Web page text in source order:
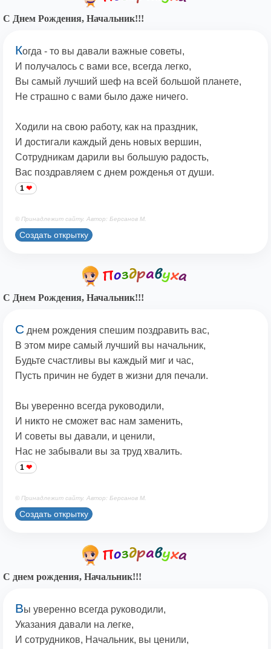
С Днем Рождения, Начальник!!!
Когда - то вы давали важные советы,
И получалось с вами все, всегда легко,
Вы самый лучший шеф на всей большой планете,
Не страшно с вами было даже ничего.
Ходили на свою работу, как на праздник,
И достигали каждый день новых вершин,
Сотрудникам дарили вы большую радость,
Вас поздравляем с днем рожденья от души.
1
© Принадлежит сайту. Автор: Берсанов М.
Создать открытку
С Днем Рождения, Начальник!!!
С днем рождения спешим поздравить вас,
В этом мире самый лучший вы начальник,
Будьте счастливы вы каждый миг и час,
Пусть причин не будет в жизни для печали.
Вы уверенно всегда руководили,
И никто не сможет вас нам заменить,
И советы вы давали, и ценили,
Нас не забывали вы за труд хвалить.
1
© Принадлежит сайту. Автор: Берсанов М.
Создать открытку
С днем рождения, Начальник!!!
Вы уверенно всегда руководили,
Указания давали на легке,
И сотрудников, Начальник, вы ценили,